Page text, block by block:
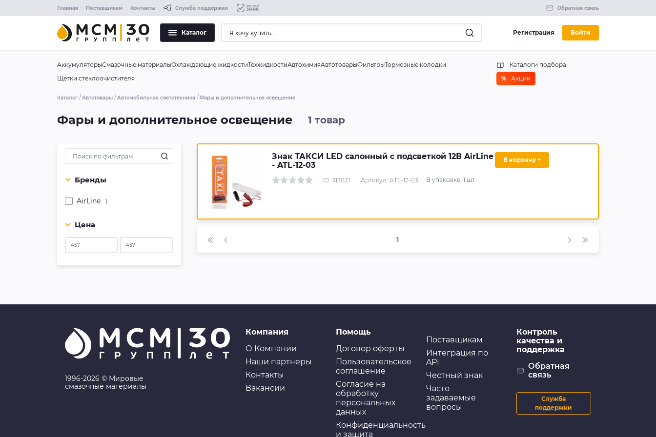
Главная Поставщикам Контакты Служба поддержки Обратная связь
Каталог Регистрация Войти
АккумуляторыСмазочные материалыОхлаждающие жидкостиТехжидкостиАвтохимияАвтотоварыФильтрыТормозные колодки
Щетки стеклоочистителя
Каталоги подбора
% Акции
Каталог Автотовары Автомобильная светотехника Фары и дополнительное освещение
Фары и дополнительное освещение 1 товар
Бренды
AirLine 1
Цена
-
Знак ТАКСИ LED салонный с подсветкой 12В AirLine
- ATL-12-03
ID: 313021 Артикул: ATL-12-03 В упаковке: 1 шт.
В корзину +
1
1996-2026 © Мировые
смазочные материалы
Компания
О Компании
Наши партнеры
Контакты
Вакансии
Помощь
Договор оферты
Пользовательское
соглашение
Cогласие на
обработку
персональных
данных
Конфиденциальность
и защита
Поставщикам
Интеграция по
API
Честный знак
Часто
задаваемые
вопросы
Контроль
качества и
поддержка
Обратная
связь
Служба
поддержки